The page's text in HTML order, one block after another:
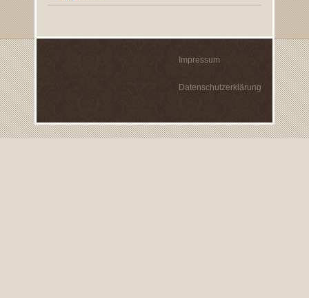
Impressum
Datenschutzerklärung